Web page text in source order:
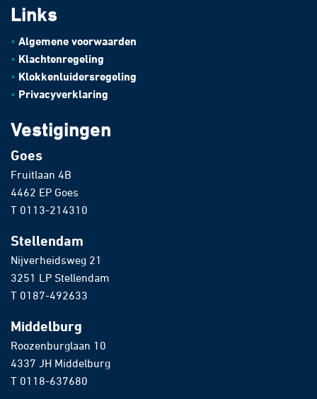
Links
Algemene voorwaarden
Klachtenregeling
Klokkenluidersregeling
Privacyverklaring
Vestigingen
Goes
Fruitlaan 4B
4462 EP Goes
T 0113-214310
Stellendam
Nijverheidsweg 21
3251 LP Stellendam
T 0187-492633
Middelburg
Roozenburglaan 10
4337 JH Middelburg
T 0118-637680